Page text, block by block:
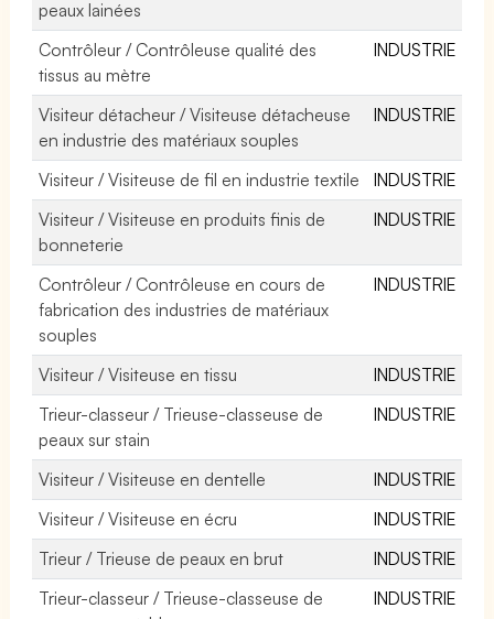
peaux lainées
Contrôleur / Contrôleuse qualité des
tissus au mètre
INDUSTRIE
Visiteur détacheur / Visiteuse détacheuse
en industrie des matériaux souples
INDUSTRIE
Visiteur / Visiteuse de fil en industrie textile
INDUSTRIE
Visiteur / Visiteuse en produits finis de
bonneterie
INDUSTRIE
Contrôleur / Contrôleuse en cours de
fabrication des industries de matériaux
souples
INDUSTRIE
Visiteur / Visiteuse en tissu
INDUSTRIE
Trieur-classeur / Trieuse-classeuse de
peaux sur stain
INDUSTRIE
Visiteur / Visiteuse en dentelle
INDUSTRIE
Visiteur / Visiteuse en écru
INDUSTRIE
Trieur / Trieuse de peaux en brut
INDUSTRIE
Trieur-classeur / Trieuse-classeuse de
INDUSTRIE